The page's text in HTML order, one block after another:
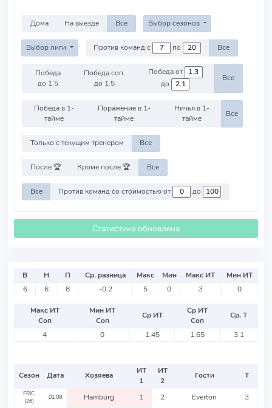
Дома На выезде Все Выбор сезонов
Выбор лиги Против команд с по Все
Победа
до 1.5
Победа соп.
до 1.5
Победа от
до
Все
Победа в 1-
тайме
Поражение в 1-
тайме
Ничья в 1-
тайме
Все
Только с текущим тренером Все
После 🏆 Кроме после 🏆 Все
Все Против команд со стоимостью от до
Статистика обновлена
В Н П Ср. разница Макс Мин Макс ИТ
Мин ИТ
6
6 8 -0.2 5 0 3 0
Макс ИТ
Соп
Мин ИТ
Соп
Ср ИТ
Ср ИТ
Соп
Ср. Т
4
0 1.45 1.65 3.1
Сезон Дата Хозяева
ИТ
1
ИТ
2
Гости Т
FRIC
(26)
01.08 Hamburg 1 2 Everton 3